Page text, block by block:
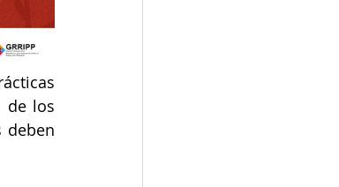
de los
deben